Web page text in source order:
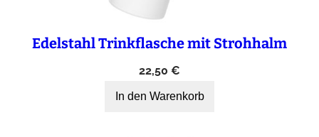
Edelstahl Trinkflasche mit Strohhalm
22,50 €
In den Warenkorb